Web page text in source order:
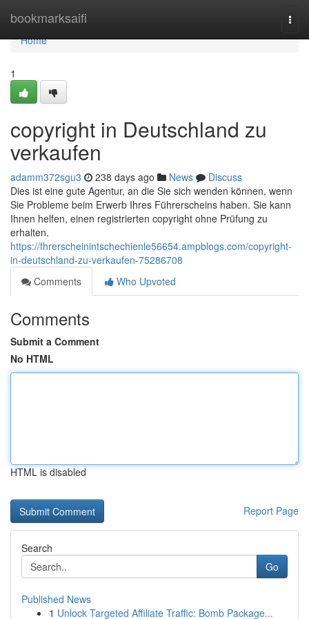
bookmarksaifi
Home
Home
1
copyright in Deutschland zu
verkaufen
adamm372sgu3 238 days ago News
Discuss
Dies ist eine gute Agentur, an die Sie sich wenden können, wenn
Sie Probleme beim Erwerb Ihres Führerscheins haben. Sie kann
Ihnen helfen, einen registrierten copyright ohne Prüfung zu
erhalten.
https://fhrerscheinintschechienle56654.ampblogs.com/copyright-
in-deutschland-zu-verkaufen-75286708
Comments
Who Upvoted
Comments
Submit a Comment
No HTML
HTML is disabled
Report Page
Search
Go
Published News
1 Unlock Targeted Affiliate Traffic: Bomb Package...